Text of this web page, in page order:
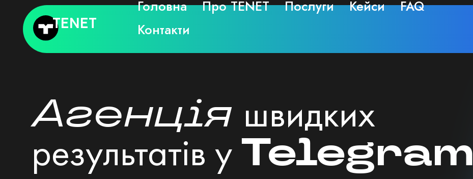
Перейти
вмісту
TENET
Головна Про TENET Послуги Кейси
FAQ
Контакти
Агенція швидких
результатів уTelegram